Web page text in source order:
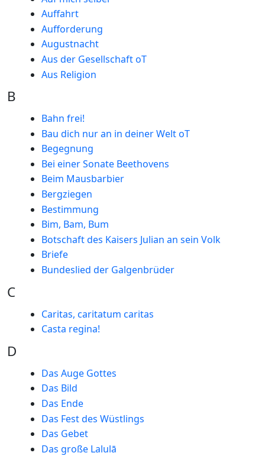
Auffahrt
Aufforderung
Augustnacht
Aus der Gesellschaft oT
Aus Religion
B
Bahn frei!
Bau dich nur an in deiner Welt oT
Begegnung
Bei einer Sonate Beethovens
Beim Mausbarbier
Bergziegen
Bestimmung
Bim, Bam, Bum
Botschaft des Kaisers Julian an sein Volk
Briefe
Bundeslied der Galgenbrüder
C
Caritas, caritatum caritas
Casta regina!
D
Das Auge Gottes
Das Bild
Das Ende
Das Fest des Wüstlings
Das Gebet
Das große Lalulā